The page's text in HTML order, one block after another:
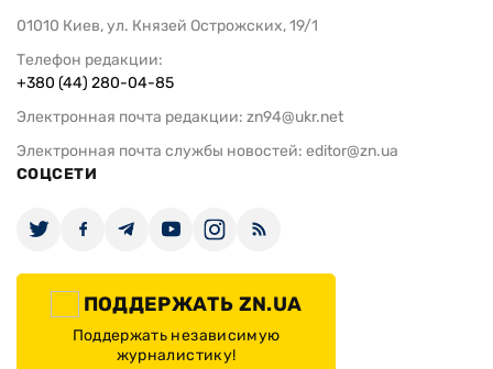
01010 Киев, ул. Князей Острожских, 19/1
Телефон редакции:
+380 (44) 280-04-85
Электронная почта редакции: zn94@ukr.net
Электронная почта службы новостей: editor@zn.ua
СОЦСЕТИ
ПОДДЕРЖАТЬ ZN.UA
Поддержать независимую
журналистику!